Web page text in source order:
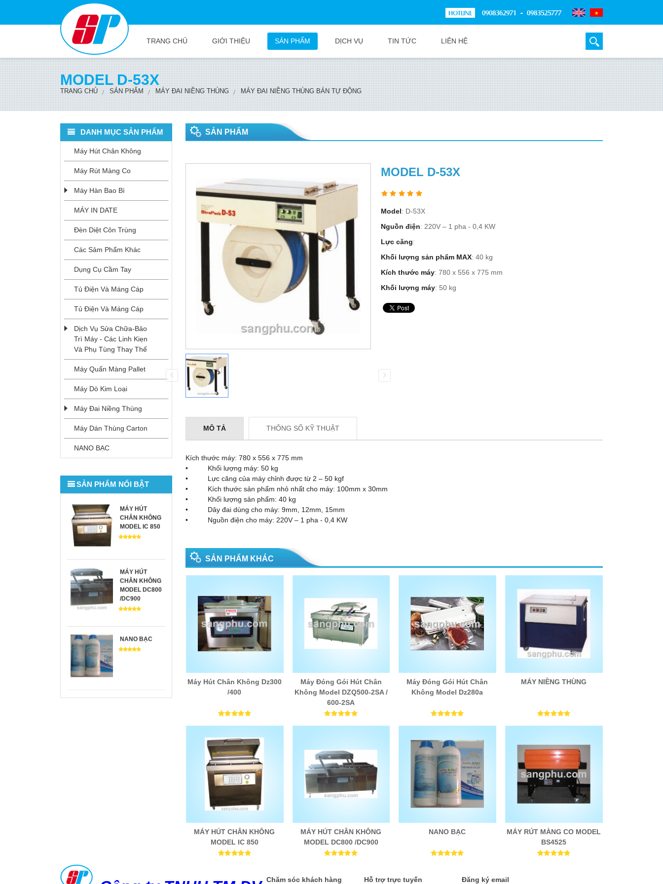
0908362971 - 0983525777
TRANG CHỦ GIỚI THIỆU SẢN PHẨM DỊCH VỤ TIN TỨC LIÊN HỆ
MODEL D-53X
TRANG CHỦ SẢN PHẨM MÁY ĐAI NIỀNG THÙNG MÁY ĐAI NIỀNG THÙNG BÁN TỰ ĐỘNG
DANH MỤC SẢN PHẨM
Máy Hút Chân Không
Máy Rút Màng Co
Máy Hàn Bao Bì
MÁY IN DATE
Đèn Diệt Côn Trùng
Các Sảm Phẩm Khác
Dụng Cụ Cầm Tay
Tủ Điện Và Máng Cáp
Tủ Điện Và Máng Cáp
Dịch Vụ Sửa Chữa-Bảo
Trì Máy - Các Linh Kiẹn
Và Phụ Tùng Thay Thế
Máy Quấn Màng Pallet
Máy Dò Kim Loại
Máy Đai Niềng Thùng
Máy Dán Thùng Carton
NANO BẠC
SẢN PHẨM NỔI BẬT
MÁY ĐAI
TỰ ĐỘNG
MÁY HÚT
CHÂN KHÔNG
MODEL IC 850
MÁY HÚT
CHÂN KHÔNG
MODEL DC800
/DC900
NANO BẠC
SẢN PHẨM
MODEL D-53X
Model: D-53X
Nguồn điện: 220V – 1 pha - 0,4 KW
Lực căng:
Khối lượng sản phẩm MAX: 40 kg
Kích thước máy: 780 x 556 x 775 mm
Khối lượng máy: 50 kg
MÔ TẢ THÔNG SỐ KỸ THUẬT
Kích thước máy: 780 x 556 x 775 mm
• Khối lượng máy: 50 kg
• Lực căng của máy chỉnh được từ 2 – 50 kgf
• Kích thước sản phẩm nhỏ nhất cho máy: 100mm x 30mm
• Khối lượng sản phẩm: 40 kg
• Dây đai dùng cho máy: 9mm, 12mm, 15mm
• Nguồn điện cho máy: 220V – 1 pha - 0,4 KW
SẢN PHẨM KHÁC
Máy Hút Chân Không Dz300
/400
Máy Đóng Gói Hút Chân
Không Model DZQ500-2SA /
600-2SA
Máy Đóng Gói Hút Chân
Không Model Dz280a
MÁY NIỀNG THÙNG
MÁY HÚT CHÂN KHÔNG
MODEL IC 850
MÁY HÚT CHÂN KHÔNG
MODEL DC800 /DC900
NANO BẠC
MÁY RÚT MÀNG CO MODEL
BS4525
Chăm sóc khách hàng Hỗ trợ trực tuyến Đăng ký email